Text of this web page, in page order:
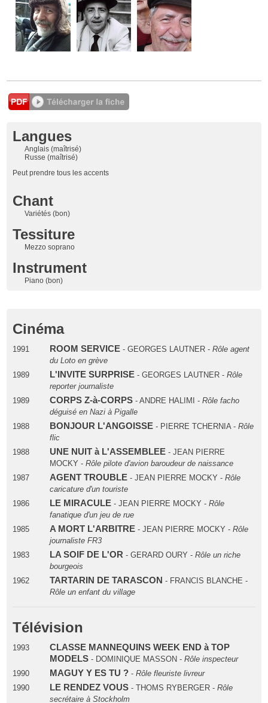
Langues
Anglais (maîtrisé)
Russe (maîtrisé)
Peut prendre tous les accents
Chant
Variétés (bon)
Tessiture
Mezzo soprano
Instrument
Piano (bon)
Cinéma
1991 ROOM SERVICE- GEORGES LAUTNER - Rôle agent
du Loto en grève
1989
L'INVITE SURPRISE- GEORGES LAUTNER - Rôle
reporter journaliste
1989
CORPS Z-à-CORPS- ANDRE HALIMI - Rôle facho
déguisé en Nazi à Pigalle
1988
BONJOUR L'ANGOISSE- PIERRE TCHERNIA - Rôle
flic
1988
UNE NUIT à L'ASSEMBLEE- JEAN PIERRE
MOCKY - Rôle pilote d'avion baroudeur de naissance
1987
AGENT TROUBLE- JEAN PIERRE MOCKY - Rôle
caricature d'un touriste
1986
LE MIRACULE- JEAN PIERRE MOCKY - Rôle
fanatique d'un jeu de rue
1985
A MORT L'ARBITRE- JEAN PIERRE MOCKY - Rôle
journaliste FR3
1983
LA SOIF DE L'OR - GERARD OURY - Rôle un riche
bourgeois
1962
TARTARIN DE TARASCON - FRANCIS BLANCHE -
Rôle un enfant du village
Télévision
1993
CLASSE MANNEQUINS WEEK END à TOP
MODELS- DOMINIQUE MASSON - Rôle inspecteur
1990
MAGUY Y ES TU ?- Rôle fleuriste livreur
1990
LE RENDEZ VOUS- THOMS RYBERGER - Rôle
secrétaire à Stockholm